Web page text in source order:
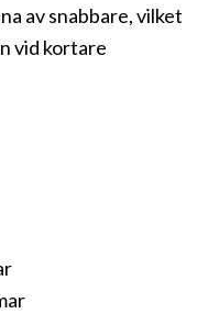
av snabbare, vilket
vid kortare